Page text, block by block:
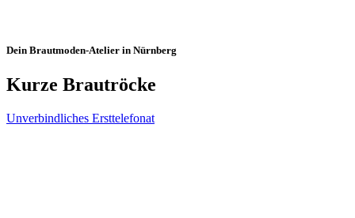
Dein Brautmoden-Atelier in Nürnberg
Kurze Brautröcke
Unverbindliches Ersttelefonat